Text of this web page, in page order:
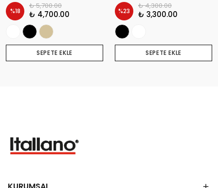
%18
₺ 5,700.00
₺ 4,700.00
SEPETE EKLE
%23
₺ 4,300.00
₺ 3,300.00
SEPETE EKLE